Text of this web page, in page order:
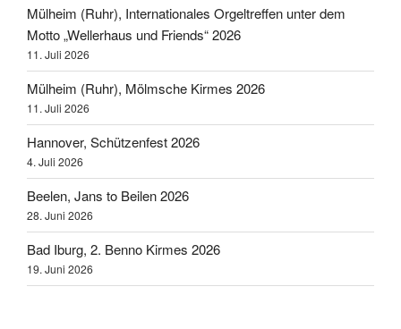
Mülheim (Ruhr), Internationales Orgeltreffen unter dem
Motto „Wellerhaus und Friends“ 2026
11. Juli 2026
Mülheim (Ruhr), Mölmsche Kirmes 2026
11. Juli 2026
Hannover, Schützenfest 2026
4. Juli 2026
Beelen, Jans to Beilen 2026
28. Juni 2026
Bad Iburg, 2. Benno Kirmes 2026
19. Juni 2026